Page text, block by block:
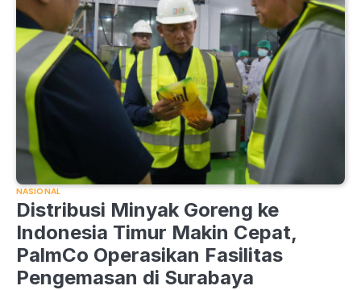
NASIONAL
Distribusi Minyak Goreng ke
Indonesia Timur Makin Cepat,
PalmCo Operasikan Fasilitas
Pengemasan di Surabaya